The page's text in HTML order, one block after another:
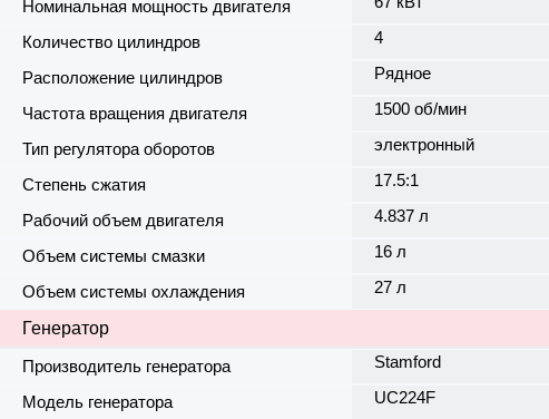
Номинальная мощность двигателя
Количество цилиндров 4
Расположение цилиндров Рядное
Частота вращения двигателя 1500 об/мин
Тип регулятора оборотов электронный
Степень сжатия 17.5:1
Рабочий объем двигателя 4.837 л
Объем системы смазки 16 л
Объем системы охлаждения 27 л
Генератор
Производитель генератора
Stamford
Модель генератора UC224F